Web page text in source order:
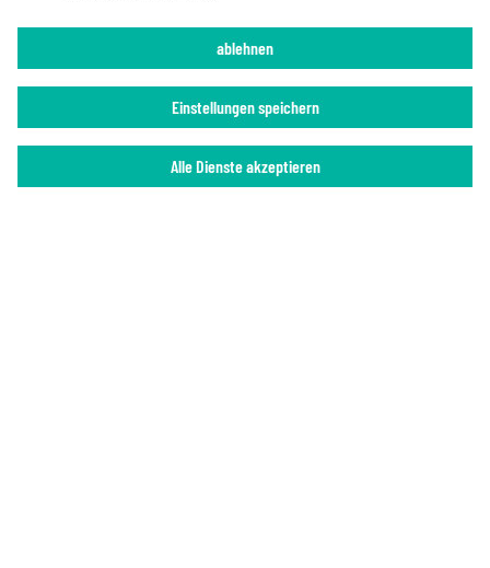
Imprint Privacy Policy
Alle Dienste akzeptieren
Einstellungen speichern
ablehnen